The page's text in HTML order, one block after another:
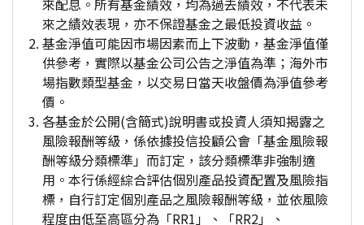
來配息。所有基金績效，均為過去績效，不代表未
來之績效表現，亦不保證基金之最低投資收益。
基金淨值可能因市場因素而上下波動，基金淨值僅
供參考，實際以基金公司公告之淨值為準；海外市
場指數類型基金，以交易日當天收盤價為淨值參考
價。
各基金於公開(含簡式)說明書或投資人須知揭露之
風險報酬等級，係依據投信投顧公會「基金風險報
酬等級分類標準」而訂定，該分類標準非強制適
用。本行係經綜合評估個別產品投資配置及風險指
標，自行訂定個別產品之風險報酬等級，並依風險
程度由低至高區分為「RR1」、「RR2」、